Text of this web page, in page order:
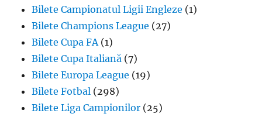
Bilete Campionatul Ligii Engleze (1)
Bilete Champions League (27)
Bilete Cupa FA (1)
Bilete Cupa Italiană (7)
Bilete Europa League (19)
Bilete Fotbal (298)
Bilete Liga Campionilor (25)